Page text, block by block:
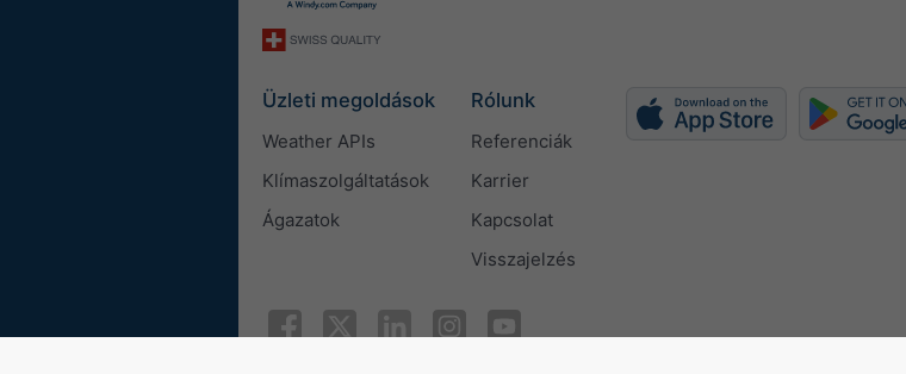
Üzleti megoldások
Weather APIs
Klímaszolgáltatások
Ágazatok
Rólunk
Referenciák
Karrier
Kapcsolat
Visszajelzés